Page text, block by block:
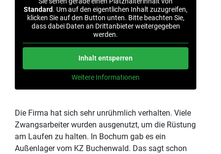
Standard. Um auf den eigentlichen Inhalt zuzugreifen,
klicken Sie auf den Button unten. Bitte beachten Sie,
dass dabei Daten an Drittanbieter weitergegeben
werden.
Inhalt entsperren
Weitere Informationen
Die Firma hat sich sehr unrühmlich verhalten. Viele
Zwangsarbeiter wurden ausgenutzt, um die Rüstung
am Laufen zu halten. In Bochum gab es ein
Außenlager vom KZ Buchenwald. Das sagt schon